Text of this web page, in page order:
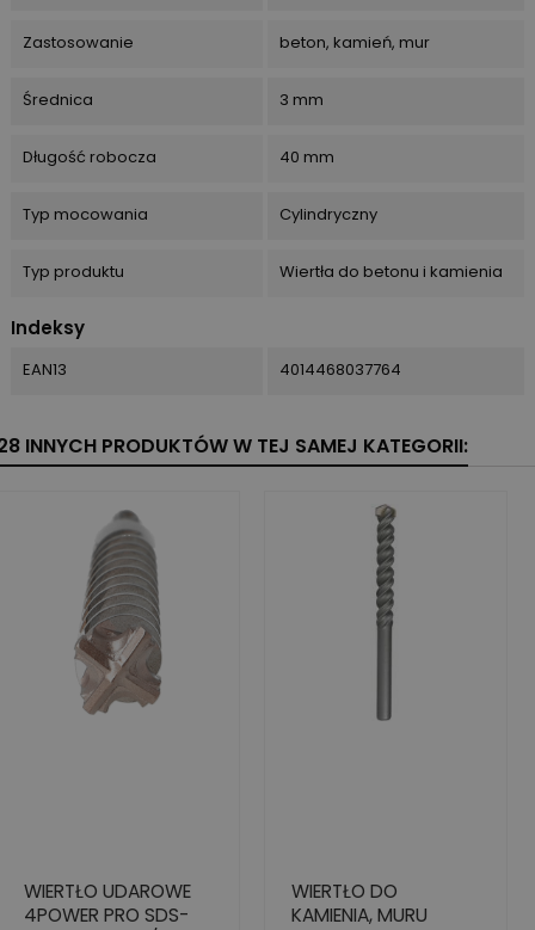
Zastosowanie beton, kamień, mur
Średnica 3 mm
Długość robocza 40 mm
Typ mocowania Cylindryczny
Typ produktu Wiertła do betonu i kamienia
Indeksy
EAN13 4014468037764
INNYCH PRODUKTÓW W TEJ SAMEJ KATEGORII:
WIERTŁO UDAROWE
4POWER PRO SDS-
WIERTŁO DO
KAMIENIA, MURU